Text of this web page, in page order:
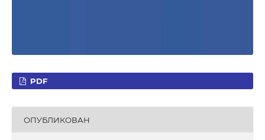
PDF
ОПУБЛИКОВАН